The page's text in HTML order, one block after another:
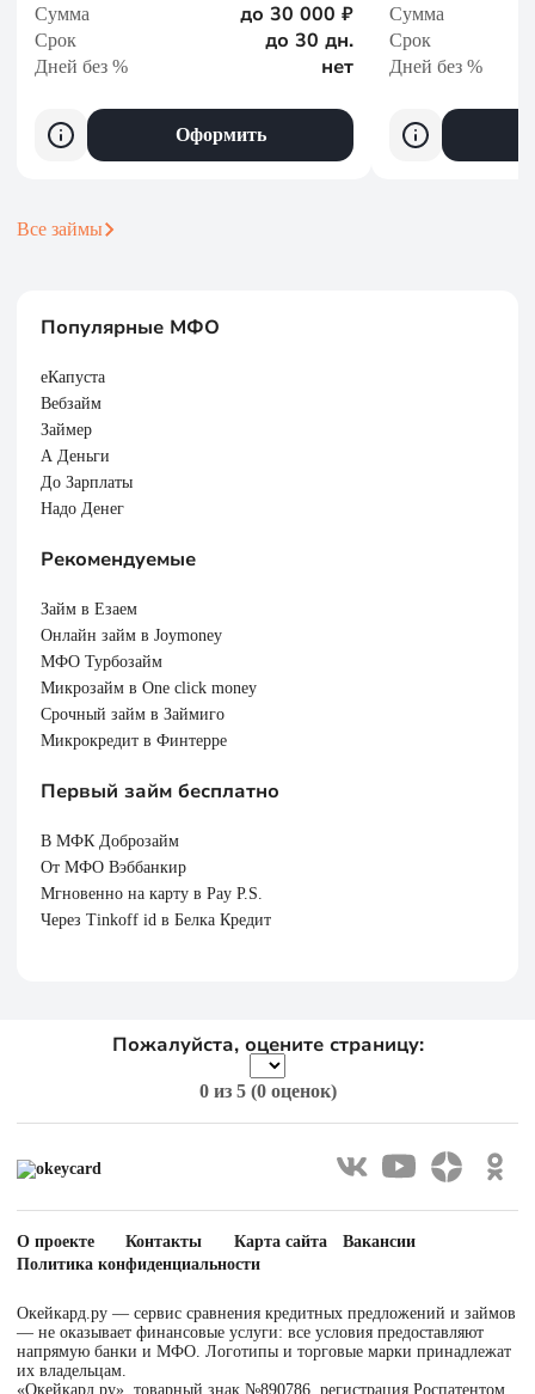
Все займы
Сумма до 30 000 ₽
Срок до 30 дн.
Дней без % нет
Оформить
Сумма
Срок
Дней без %
Популярные МФО
еКапуста
Вебзайм
Займер
А Деньги
До Зарплаты
Надо Денег
Рекомендуемые
Займ в Езаем
Онлайн займ в Joymoney
МФО Турбозайм
Микрозайм в One click money
Срочный займ в Займиго
Микрокредит в Финтерре
Первый займ бесплатно
В МФК Доброзайм
От МФО Вэббанкир
Мгновенно на карту в Pay P.S.
Через Tinkoff id в Белка Кредит
Пожалуйста, оцените страницу:
0из 5 (0 оценок)
О проекте Контакты Карта сайта
Вакансии
Политика конфиденциальности
Окейкард.ру — сервис сравнения кредитных предложений и займов
— не оказывает финансовые услуги: все условия предоставляют
напрямую банки и МФО. Логотипы и торговые марки принадлежат
их владельцам.
«Окейкард.ру», товарный знак №890786, регистрация Роспатентом